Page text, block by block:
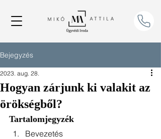
Bejegyzés
Hogyan zárjunk ki valakit az
örökségből?
2023. aug. 28.
Tartalomjegyzék
Bevezetés